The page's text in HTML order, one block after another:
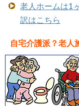
老人ホームは1
訳はこちら
自宅介護派？老人